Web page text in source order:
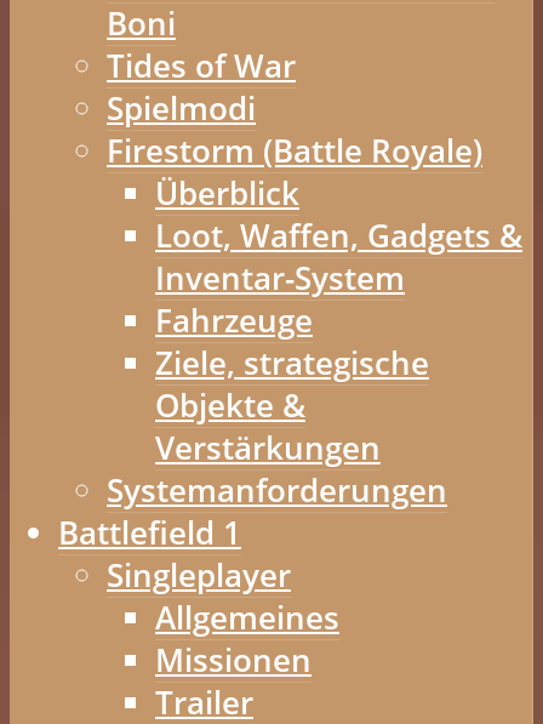
Boni
Tides of War
Spielmodi
Firestorm (Battle Royale)
Überblick
Loot, Waffen, Gadgets &
Inventar-System
Fahrzeuge
Ziele, strategische
Objekte &
Verstärkungen
Systemanforderungen
Battlefield 1
Singleplayer
Allgemeines
Missionen
Trailer